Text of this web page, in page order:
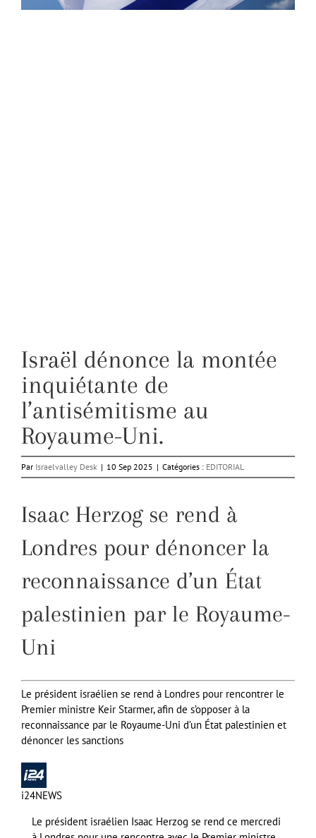
Israël dénonce la montée
inquiétante de
l’antisémitisme au
Royaume-Uni.
Par Israelvalley Desk | 10 Sep 2025 | Catégories : EDITORIAL
Isaac Herzog se rend à
Londres pour dénoncer la
reconnaissance d’un État
palestinien par le Royaume-
Uni
Le président israélien se rend à Londres pour rencontrer le
Premier ministre Keir Starmer, afin de s’opposer à la
reconnaissance par le Royaume-Uni d’un État palestinien et
dénoncer les sanctions
i24NEWS
Le président israélien Isaac Herzog se rend ce mercredi